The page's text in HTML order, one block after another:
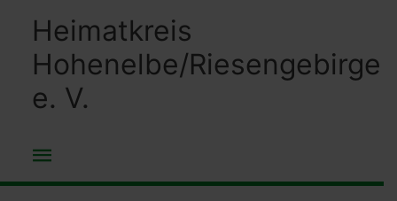
springen
Heimatkreis
Hohenelbe/Riesengebirge
e. V.
Hauptmenü